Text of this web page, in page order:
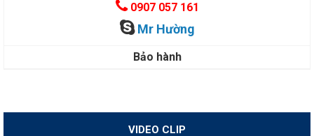
0907 057 161
Mr Hường
Bảo hành
VIDEO CLIP